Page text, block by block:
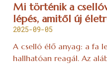
Mi történik a
lépés, amitől új
2025-09-05
A cselló élő anyag: a fa
hallhatóan reagál. Az